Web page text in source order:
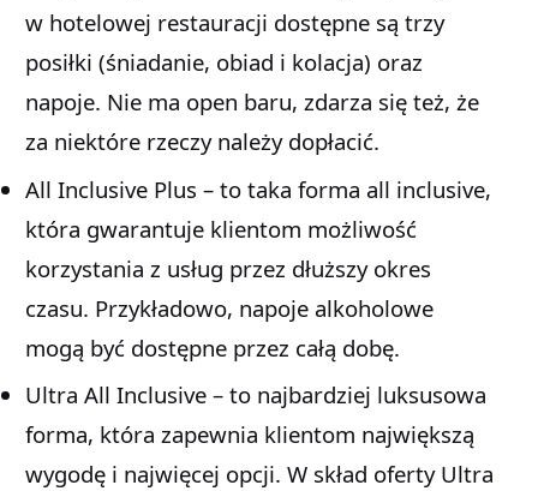
w hotelowej restauracji dostępne są trzy
posiłki (śniadanie, obiad i kolacja) oraz
napoje. Nie ma open baru, zdarza się też, że
za niektóre rzeczy należy dopłacić.
All Inclusive Plus – to taka forma all inclusive,
która gwarantuje klientom możliwość
korzystania z usług przez dłuższy okres
czasu. Przykładowo, napoje alkoholowe
mogą być dostępne przez całą dobę.
Ultra All Inclusive – to najbardziej luksusowa
forma, która zapewnia klientom największą
wygodę i najwięcej opcji. W skład oferty Ultra